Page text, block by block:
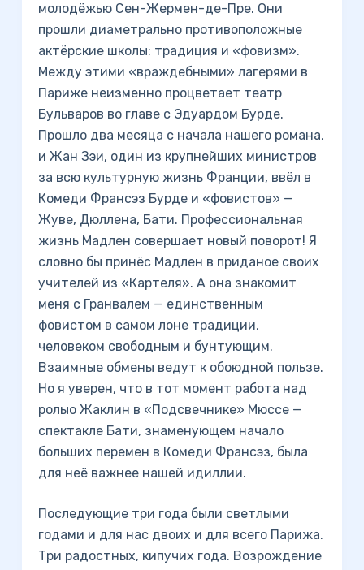
молодёжью Сен-Жермен-де-Пре. Они
прошли диаметрально противоположные
актёрские школы: традиция и «фовизм».
Между этими «враждебными» лагерями в
Париже неизменно процветает театр
Бульваров во главе с Эдуардом Бурде.
Прошло два месяца с начала нашего романа,
и Жан Зэи, один из крупнейших министров
за всю культурную жизнь Франции, ввёл в
Комеди Франсэз Бурде и «фовистов» —
Жуве, Дюллена, Бати. Профессиональная
жизнь Мадлен совершает новый поворот! Я
словно бы принёс Мадлен в приданое своих
учителей из «Картеля». А она знакомит
меня с Гранвалем — единственным
фовистом в самом лоне традиции,
человеком свободным и бунтующим.
Взаимные обмены ведут к обоюдной пользе.
Но я уверен, что в тот момент работа над
ролыо Жаклин в «Подсвечнике» Мюссе —
спектакле Бати, знаменующем начало
больших перемен в Комеди Франсэз, была
для неё важнее нашей идиллии.
Последующие три года были светлыми
годами и для нас двоих и для всего Парижа.
Три радостных, кипучих года. Возрождение